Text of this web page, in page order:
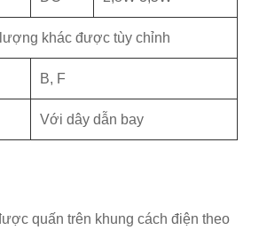
khác được tùy chỉnh
B, F
Với dây dẫn bay
quấn trên khung cách điện theo